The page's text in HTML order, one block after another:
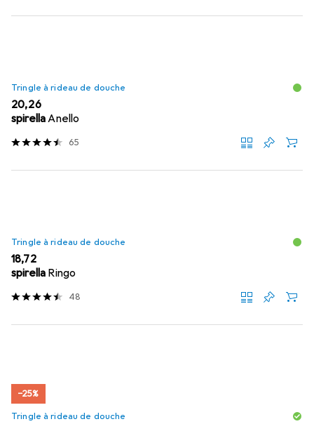
Tringle à rideau de douche
EUR
20,26
spirellaAnello
65
Tringle à rideau de douche
EUR
18,72
spirella Ringo
48
−25%
Tringle à rideau de douche